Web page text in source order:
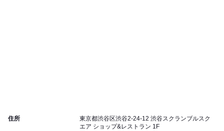
住所
東京都渋谷区渋谷2-24-12 渋谷スクランブルスク
エア ショップ&レストラン 1F